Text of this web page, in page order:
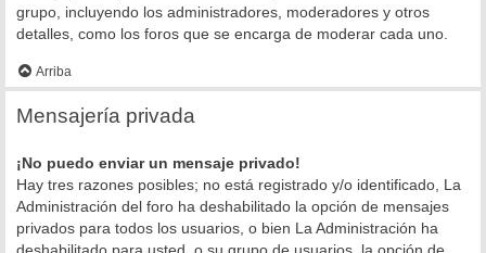
grupo, incluyendo los administradores, moderadores y otros
detalles, como los foros que se encarga de moderar cada uno.
Arriba
Mensajería privada
¡No puedo enviar un mensaje privado!
Hay tres razones posibles; no está registrado y/o identificado, La
Administración del foro ha deshabilitado la opción de mensajes
privados para todos los usuarios, o bien La Administración ha
deshabilitado para usted, o su grupo de usuarios, la opción de